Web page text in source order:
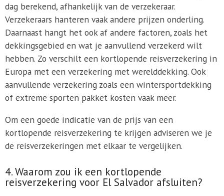
dag berekend, afhankelijk van de verzekeraar.
Verzekeraars hanteren vaak andere prijzen onderling.
Daarnaast hangt het ook af andere factoren, zoals het
dekkingsgebied en wat je aanvullend verzekerd wilt
hebben. Zo verschilt een kortlopende reisverzekering in
Europa met een verzekering met werelddekking. Ook
aanvullende verzekering zoals een wintersportdekking
of extreme sporten pakket kosten vaak meer.
Om een goede indicatie van de prijs van een
kortlopende reisverzekering te krijgen adviseren we je
de reisverzekeringen met elkaar te vergelijken.
4. Waarom zou ik een kortlopende
reisverzekering voor El Salvador afsluiten?